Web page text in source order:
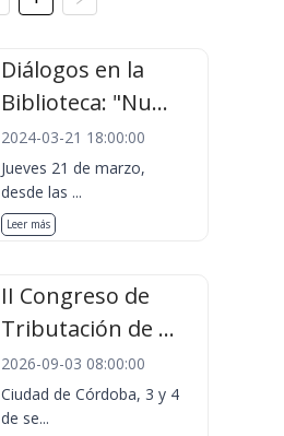
Diálogos en la
Biblioteca: "Nu...
2024-03-21 18:00:00
Jueves 21 de marzo,
desde las ...
Leer más
II Congreso de
Tributación de ...
2026-09-03 08:00:00
Ciudad de Córdoba, 3 y 4
de se...